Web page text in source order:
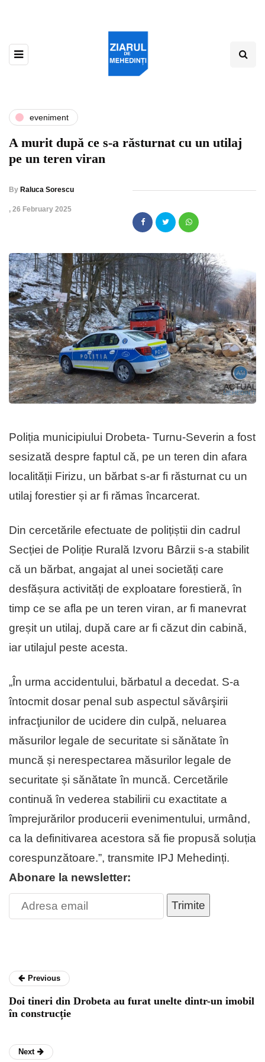
eveniment
A murit după ce s-a răsturnat cu un utilaj
pe un teren viran
By Raluca Sorescu
, 26 February 2025
Poliția municipiului Drobeta- Turnu-Severin a fost
sesizată despre faptul că, pe un teren din afara
localității Firizu, un bărbat s-ar fi răsturnat cu un
utilaj forestier și ar fi rămas încarcerat.
Din cercetările efectuate de polițiștii din cadrul
Secției de Poliție Rurală Izvoru Bârzii s-a stabilit
că un bărbat, angajat al unei societăți care
desfășura activități de exploatare forestieră, în
timp ce se afla pe un teren viran, ar fi manevrat
greșit un utilaj, după care ar fi căzut din cabină,
iar utilajul peste acesta.
„În urma accidentului, bărbatul a decedat. S-a
întocmit dosar penal sub aspectul săvârşirii
infracţiunilor de ucidere din culpă, neluarea
măsurilor legale de securitate si sănătate în
muncă și nerespectarea măsurilor legale de
securitate și sănătate în muncă. Cercetările
continuă în vederea stabilirii cu exactitate a
împrejurărilor producerii evenimentului, urmând,
ca la definitivarea acestora să fie propusă soluția
corespunzătoare.”, transmite IPJ Mehedinți.
Abonare la newsletter:
Trimite
Previous
Doi tineri din Drobeta au furat unelte dintr-un imobil
în construcție
Next